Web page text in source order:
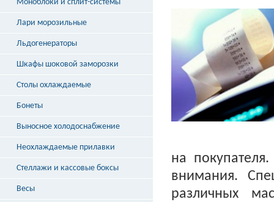
на
внимания.
различных
Моноблоки и сплит-системы
Лари морозильные
Льдогенераторы
Шкафы шоковой заморозки
Столы охлаждаемые
Бонеты
Выносное холодоснабжение
Неохлаждаемые прилавки
Стеллажи и кассовые боксы
Весы